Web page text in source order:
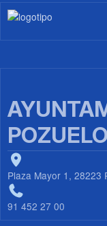
Imagen
Plaza Mayor 1, 28223
91 452 27 00